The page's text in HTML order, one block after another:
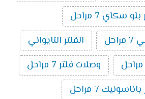
سكاي 7 مراحل
الفلتر التايواني
وصلات فلتر 7 مراحل
7 مراحل